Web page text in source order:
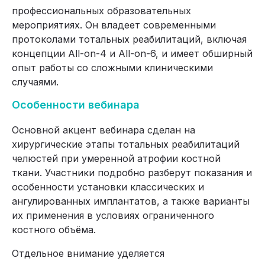
профессиональных образовательных
мероприятиях. Он владеет современными
протоколами тотальных реабилитаций, включая
концепции All-on-4 и All-on-6, и имеет обширный
опыт работы со сложными клиническими
случаями.
Особенности вебинара
Основной акцент вебинара сделан на
хирургические этапы тотальных реабилитаций
челюстей при умеренной атрофии костной
ткани. Участники подробно разберут показания и
особенности установки классических и
ангулированных имплантатов, а также варианты
их применения в условиях ограниченного
костного объёма.
Отдельное внимание уделяется